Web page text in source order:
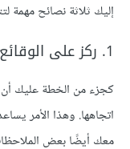
إليك ثلاثة نصائح مهمة
1. ركز على الوقائع لا على العواطف
كجزء من الخطة عليك أن
اتجاهها. وهذا الأمر
معك أيضًا بعض